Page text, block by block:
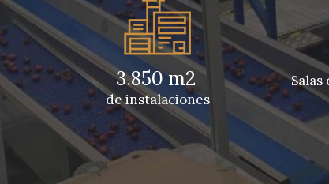
3.850 m2
de instalaciones
Salas